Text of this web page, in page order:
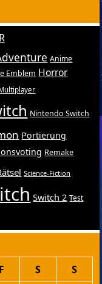
Anime
Emblem Horror
Nintendo Switch
Portierung
Remake
Science-Fiction
Switch 2 Test
F S
S